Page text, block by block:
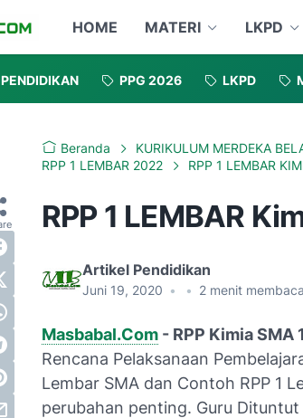
HOME MATERI LKPD
PENDIDIKAN PPG 2026 LKPD
Beranda KURIKULUM MERDEKA
RPP 1 LEMBAR 2022
RPP 1 LEMBAR
RPP 1 LEMBAR
Artikel Pendidikan
Juni 19, 2020 • • 2 menit membaca
Masbabal.Com - RPP Kimia SMA
Rencana Pelaksanaan
Lembar SMA dan Contoh RPP 1
perubahan penting. Guru